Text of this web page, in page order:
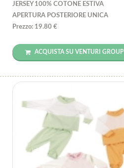
JERSEY 100% COTONE ESTIVA
APERTURA POSTERIORE UNICA
Prezzo: 19.80 €
ACQUISTA SU VENTURI GROUP